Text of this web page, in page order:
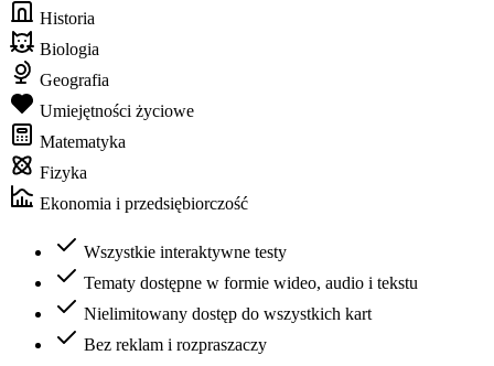
Historia
Biologia
Geografia
Umiejętności życiowe
Matematyka
Fizyka
Ekonomia i przedsiębiorczość
Wszystkie interaktywne testy
Tematy dostępne w formie wideo, audio i tekstu
Nielimitowany dostęp do wszystkich kart
Bez reklam i rozpraszaczy